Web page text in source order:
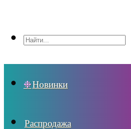
Новинки
Распродажа